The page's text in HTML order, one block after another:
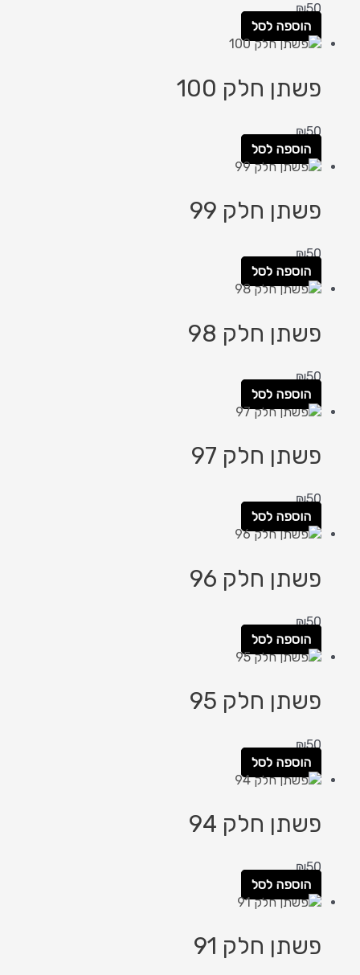
₪50
הוספה לסל
פשתן חלק 100
₪50
הוספה לסל
פשתן חלק 99
₪50
הוספה לסל
פשתן חלק 98
₪50
הוספה לסל
פשתן חלק 97
₪50
הוספה לסל
פשתן חלק 96
₪50
הוספה לסל
פשתן חלק 95
₪50
הוספה לסל
פשתן חלק 94
₪50
הוספה לסל
פשתן חלק 91